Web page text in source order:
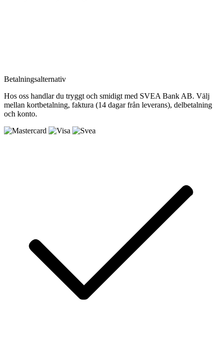
Betalningsalternativ
Hos oss handlar du tryggt och smidigt med SVEA Bank AB. Välj
mellan kortbetalning, faktura (14 dagar från leverans), delbetalning
och konto.